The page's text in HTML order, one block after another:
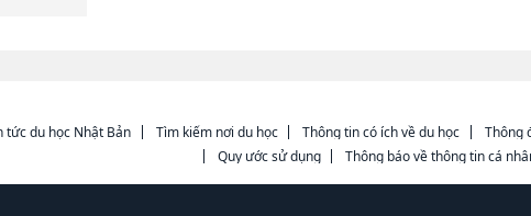
tức du học Nhật Bản Tìm kiếm nơi du học Thông tin có ích về du học Thông
Quy ước sử dụng
Thông báo về thông tin cá